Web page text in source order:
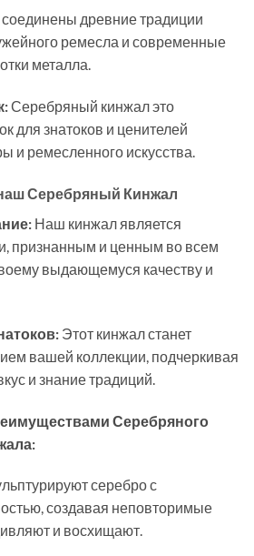
древние традиции
ремесла и современные
металла.
Серебряный кинжал это
для знатоков и ценителей
и ремесленного искусства.
Серебряный Кинжал
Наш кинжал является
признанным и ценным во всем
выдающемуся качеству и
Этот кинжал станет
вашей коллекции, подчеркивая
и знание традиций.
Серебряного
серебро с
создавая неповторимые
и восхищают.